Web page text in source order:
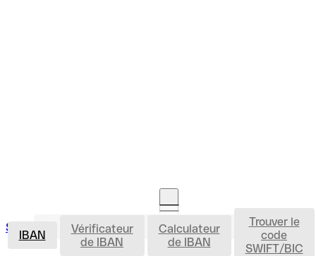
Se connecterOuvrir un compte IBAN
IBAN
Vérificateur
de IBAN
Calculateur
de IBAN
Trouver le
code
SWIFT/BIC